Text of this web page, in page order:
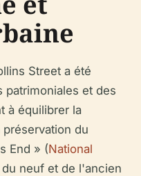
Street a été
et des
à équilibrer la
du
End » (National
neuf et de l'ancien